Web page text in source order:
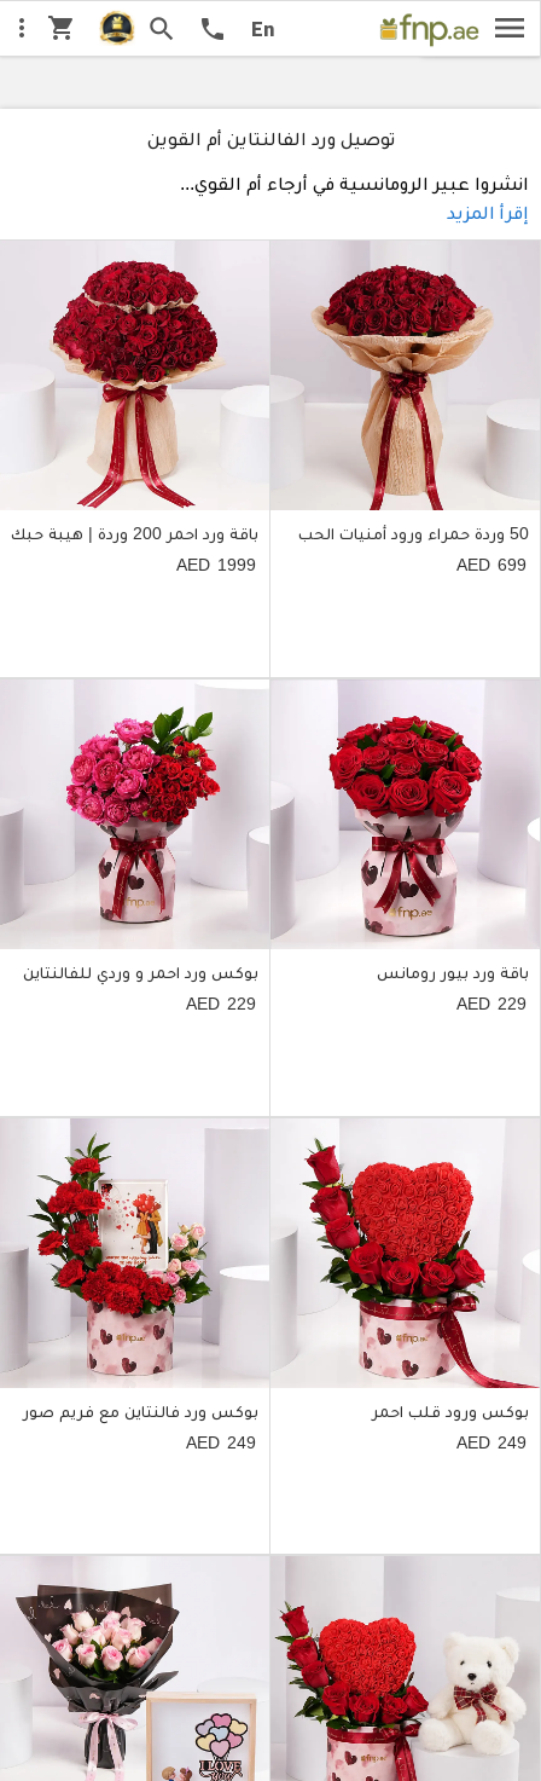
menu
En
call
search
shopping_cart
more_vert
توصيل ورد الفالنتاين أم القوين
انشروا عبير الرومانسية في أرجاء أم القوي...
إقرأ المزيد
50 وردة حمراء ورود أمنيات الحب
699
باقة ورد احمر 200 وردة | هيبة حبك
1999
باقة ورد بيور رومانس
229
بوكس ورد احمر و وردي للفالنتاين
229
بوكس ورود قلب احمر
249
بوكس ورد فالنتاين مع فريم صور
249
اختار: ننصح يه جديدنا السعر من الأقل السعر من